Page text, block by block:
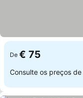
De € 75
Consulte os preços de